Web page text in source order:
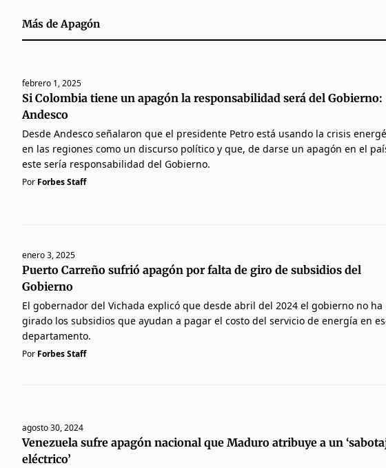
Más de Apagón
febrero 1, 2025
Si Colombia tiene un apagón la responsabilidad será del Gobierno:
Andesco
Desde Andesco señalaron que el presidente Petro está usando la crisis
en las regiones como un discurso político y que, de darse un apagón en el
este sería responsabilidad del Gobierno.
Por Forbes Staff
enero 3, 2025
Puerto Carreño sufrió apagón por falta de giro de subsidios del
Gobierno
El gobernador del Vichada explicó que desde abril del 2024 el gobierno no ha
girado los subsidios que ayudan a pagar el costo del servicio de energía en
departamento.
Por Forbes Staff
agosto 30, 2024
Venezuela sufre apagón nacional que Maduro atribuye a un
eléctrico’